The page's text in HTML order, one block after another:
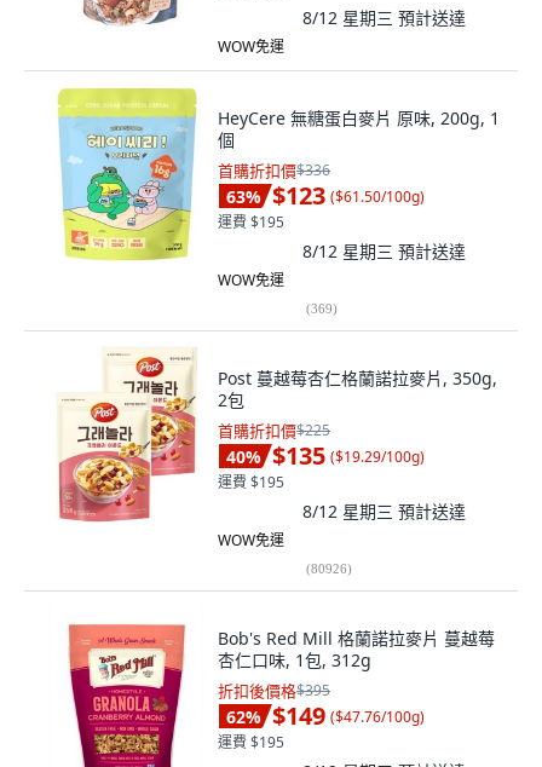
8/12 星期三 預計送達
WOW免運
HeyCere 無糖蛋白麥片 原味, 200g, 1
個
首購折扣價$336
63% $123 ($61.50/100g)
運費 $195
8/12 星期三 預計送達
WOW免運
(369)
Post 蔓越莓杏仁格蘭諾拉麥片, 350g,
2包
首購折扣價$225
40% $135 ($19.29/100g)
運費 $195
8/12 星期三 預計送達
WOW免運
(80926)
Bob's Red Mill 格蘭諾拉麥片 蔓越莓
杏仁口味, 1包, 312g
折扣後價格$395
62% $149 ($47.76/100g)
運費 $195